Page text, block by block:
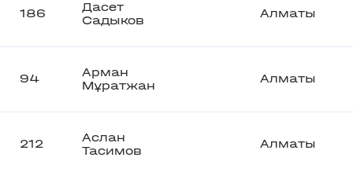
186
Дасет
Садыков
Алматы
94
Арман
Мұратжан
Алматы
212
Аслан
Тасимов
Алматы